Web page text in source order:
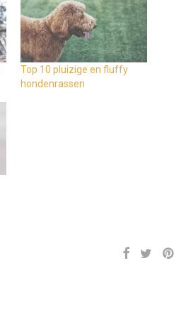
Top 10 pluizige en fluffy
hondenrassen